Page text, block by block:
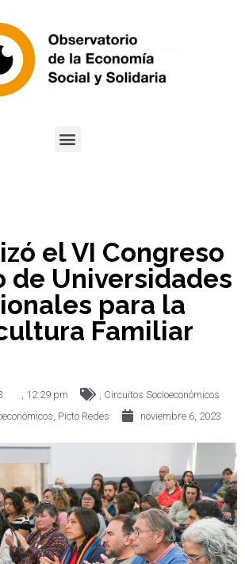
el VI Congreso
de Universidades
para la
Familiar
12:29 pm
Circuitos Socioeconómicos
Picto Redes noviembre 6, 2023